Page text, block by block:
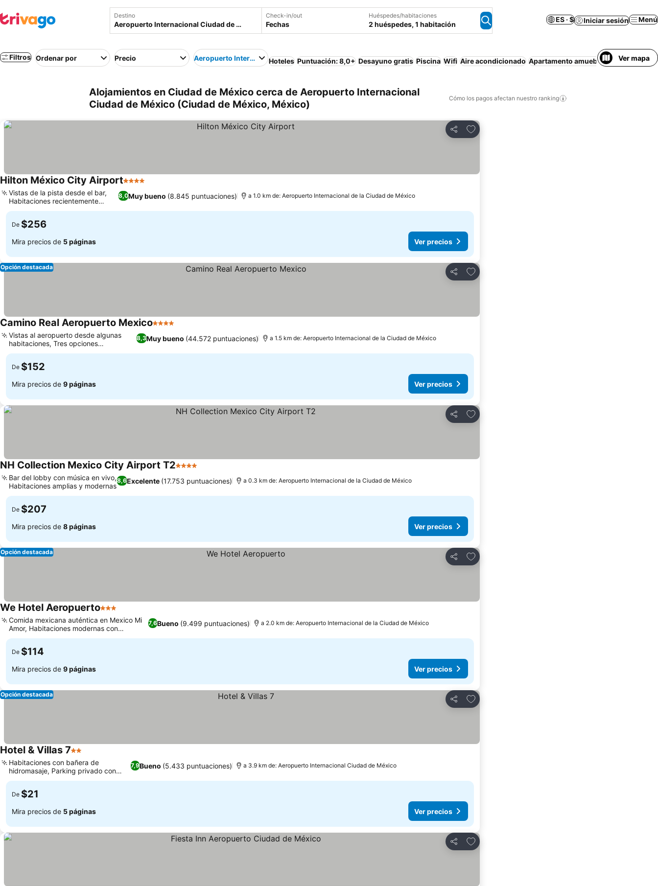
Destino Check-in/out
Fechas
Huéspedes/habitaciones
2 huéspedes, 1 habitación
ES · $ Iniciar sesión Menú
Filtros Ordenar por Precio Aeropuerto Internacional Ciudad de México
Hoteles Puntuación: 8,0+ Desayuno gratis Piscina Wifi Aire acondicionado Apartamento amueblado Ver mapa
Alojamientos en Ciudad de México cerca de Aeropuerto Internacional
Ciudad de México (Ciudad de México, México)
Cómo los pagos afectan nuestro ranking
Compartir
Agregar a favoritos
Hilton México City Airport4 Estrellas
8,0Muy bueno (8.845 puntuaciones)
Vistas de la pista desde el bar,
Habitaciones recientemente
renovadas
a 1.0 km de: Aeropuerto Internacional de la Ciudad de México
De $256
Mira precios de 5 páginas Ver precios
Compartir
Agregar a favoritos
Opción destacada
Camino Real Aeropuerto Mexico4 Estrellas
8,3Muy bueno (44.572 puntuaciones)
Vistas al aeropuerto desde algunas
habitaciones, Tres opciones
gastronómicas diferentes
a 1.5 km de: Aeropuerto Internacional de la Ciudad de México
De $152
Mira precios de 9 páginas Ver precios
Compartir
Agregar a favoritos
NH Collection Mexico City Airport T24 Estrellas
8,6Excelente (17.753 puntuaciones)
Bar del lobby con música en vivo,
Habitaciones amplias y modernas
a 0.3 km de: Aeropuerto Internacional de la Ciudad de México
De $207
Mira precios de 8 páginas Ver precios
Compartir
Agregar a favoritos
Opción destacada
We Hotel Aeropuerto3 Estrellas
7,6Bueno (9.499 puntuaciones)
Comida mexicana auténtica en Mexico Mi
Amor, Habitaciones modernas con
decoración única
a 2.0 km de: Aeropuerto Internacional de la Ciudad de México
De $114
Mira precios de 9 páginas Ver precios
Compartir
Agregar a favoritos
Opción destacada
Hotel & Villas 72 Estrellas
7,9Bueno (5.433 puntuaciones)
Habitaciones con bañera de
hidromasaje, Parking privado con
patio cerrado
a 3.9 km de: Aeropuerto Internacional Ciudad de México
De $21
Mira precios de 5 páginas Ver precios
Compartir
Agregar a favoritos